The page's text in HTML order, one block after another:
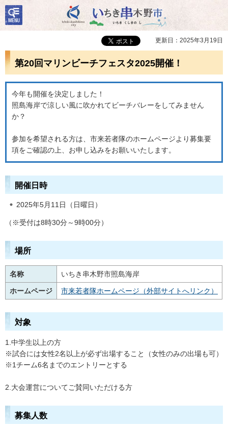
いちき串木野市
検
索・
共通
更新日：2025年3月19日
第20回マリンビーチフェスタ2025開催！
今年も開催を決定しました！
照島海岸で涼しい風に吹かれてビーチバレーをしてみません
か？
参加を希望される方は、市来若者隊のホームページより募集要
項をご確認の上、お申し込みをお願いいたします。
開催日時
2025年5月11日（日曜日）
（※受付は8時30分～9時00分）
場所
名称 いちき串木野市照島海岸
ホームページ 市来若者隊ホームページ（外部サイトへリンク）
対象
1.中学生以上の方
※試合には女性2名以上が必ず出場すること（女性のみの出場も可）
※1チーム6名までのエントリーとする
2.大会運営についてご賛同いただける方
募集人数